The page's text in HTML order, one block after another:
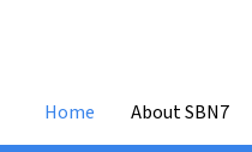
Home About SBN7